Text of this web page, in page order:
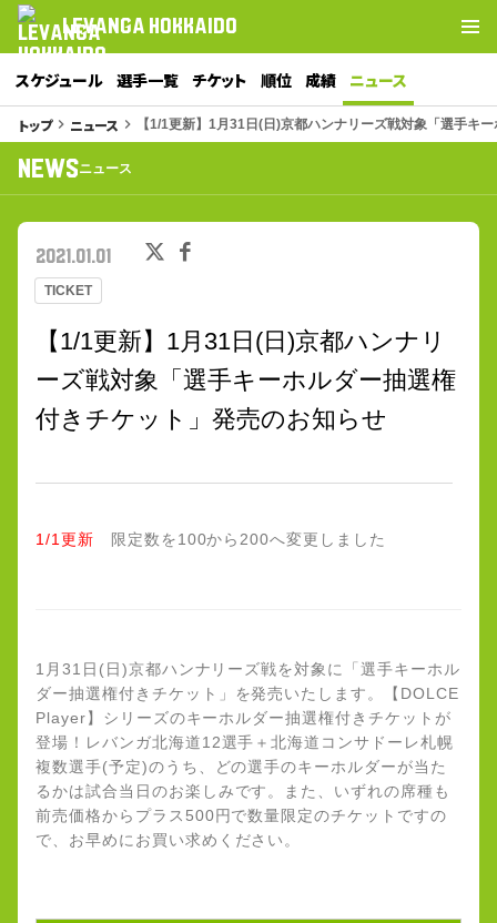
LEVANGA HOKKAIDO
スケジュール 選手一覧 チケット 順位 成績 ニュース
トップkeyboard_arrow_right ニュース keyboard_arrow_right 【1/1更新】1月31日(日)京都ハンナリーズ戦対象「選手キ
NEWSニュース
TICKET
2021.01.01
【1/1更新】1月31日(日)京都ハンナリ
ーズ戦対象「選手キーホルダー抽選権
付きチケット」発売のお知らせ
1/1更新 限定数を100から200へ変更しました
1月31日(日)京都ハンナリーズ戦を対象に「選手キーホル
ダー抽選権付きチケット」を発売いたします。【DOLCE
Player】シリーズのキーホルダー抽選権付きチケットが
登場！レバンガ北海道12選手＋北海道コンサドーレ札幌
複数選手(予定)のうち、どの選手のキーホルダーが当た
るかは試合当日のお楽しみです。また、いずれの席種も
前売価格からプラス500円で数量限定のチケットですの
で、お早めにお買い求めください。